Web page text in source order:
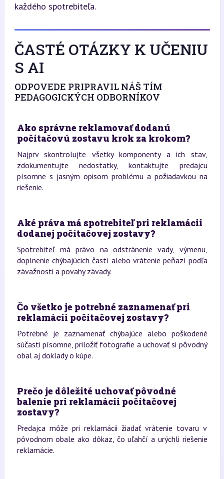
každého spotrebiteľa.
ČASTÉ OTÁZKY K UČENIU
S AI
ODPOVEDE PRIPRAVIL NÁŠ TÍM
PEDAGOGICKÝCH ODBORNÍKOV
Ako správne reklamovať dodanú
počítačovú zostavu krok za krokom?
Najprv skontrolujte všetky komponenty a ich stav,
zdokumentujte nedostatky, kontaktujte predajcu
písomne s jasným opisom problému a požiadavkou na
riešenie.
Aké práva má spotrebiteľ pri reklamácii
dodanej počítačovej zostavy?
Spotrebiteľ má právo na odstránenie vady, výmenu,
doplnenie chýbajúcich častí alebo vrátenie peňazí podľa
závažnosti a povahy závady.
Čo všetko je potrebné zaznamenať pri
reklamácii počítačovej zostavy?
Potrebné je zaznamenať chýbajúce alebo poškodené
súčasti písomne, priložiť fotografie a uchovať si pôvodný
obal aj doklady o kúpe.
Prečo je dôležité uchovať pôvodné
balenie pri reklamácii počítačovej
zostavy?
Predajca môže pri reklamácii žiadať vrátenie tovaru v
pôvodnom obale ako dôkaz, čo uľahčí a urýchli riešenie
reklamácie.